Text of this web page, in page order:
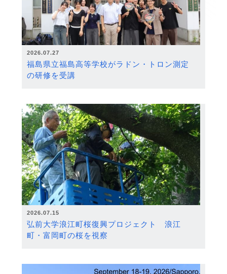
2026.07.27
福島県立福島高等学校がラドン・トロン測定
の研修を受講
2026.07.15
弘前大学浪江町桜復興プロジェクト 浪江
町・富岡町の桜を視察